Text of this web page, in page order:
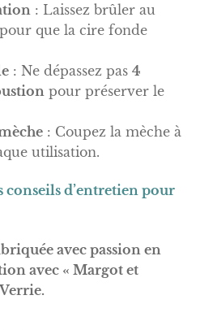
: Laissez brûler au
que la cire fonde
: Ne dépassez pas 4
pour préserver le
: Coupez la mèche à
utilisation.
conseils d’entretien pour
avec passion en
avec « Margot et